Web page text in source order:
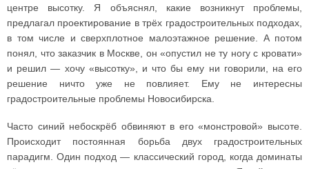
центре высотку. Я объяснял, какие возникнут проблемы,
предлагал проектирование в трёх градостроительных подходах,
в том числе и сверхплотное малоэтажное решение. А потом
понял, что заказчик в Москве, он «опустил не ту ногу с кровати»
и решил — хочу «высотку», и что бы ему ни говорили, на его
решение ничто уже не повлияет. Ему не интересны
градостроительные проблемы Новосибирска.
Часто синий небоскрёб обвиняют в его «монстровой» высоте.
Происходит постоянная борьба двух градостроительных
парадигм. Один подход — классический город, когда доминаты